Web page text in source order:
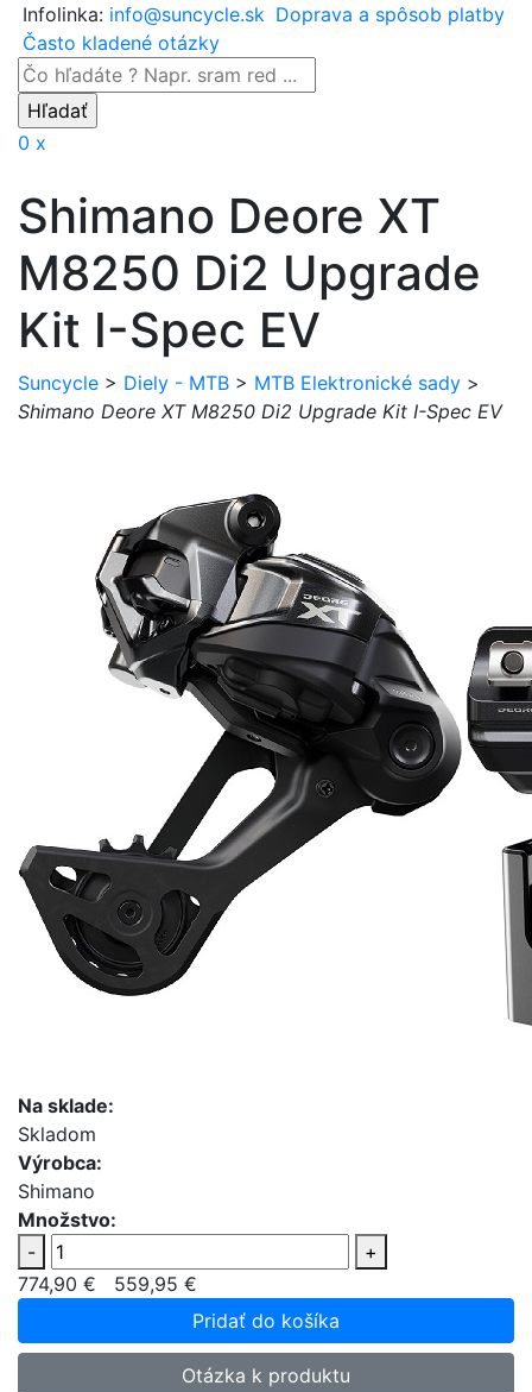
Infolinka: info@suncycle.sk Doprava a spôsob platby
Často kladené otázky
0 x
Shimano Deore XT
M8250 Di2 Upgrade
Kit I-Spec EV
Suncycle > Diely - MTB > MTB Elektronické sady >
Shimano Deore XT M8250 Di2 Upgrade Kit I-Spec EV
Na sklade:
Skladom
Výrobca:
Shimano
Množstvo:
-
+
774,90 €
559,95 €
Pridať do košíka
Otázka k produktu